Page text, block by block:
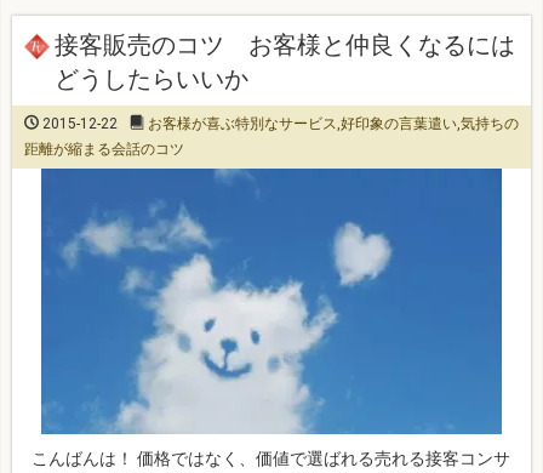
接客販売のコツ お客様と仲良くなるには
どうしたらいいか
2015-12-22 お客様が喜ぶ特別なサービス,好印象の言葉遣い,気持ちの
距離が縮まる会話のコツ
こんばんは！ 価格ではなく、価値で選ばれる売れる接客コンサ